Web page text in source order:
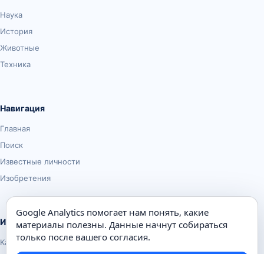
Наука
История
Животные
Техника
Навигация
Главная
Поиск
Известные личности
Изобретения
Информация
Карта сайта
Google Analytics помогает нам понять, какие
материалы полезны. Данные начнут собираться
только после вашего согласия.